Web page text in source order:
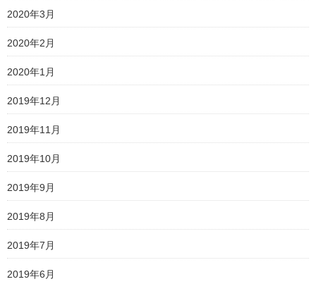
2020年3月
2020年2月
2020年1月
2019年12月
2019年11月
2019年10月
2019年9月
2019年8月
2019年7月
2019年6月